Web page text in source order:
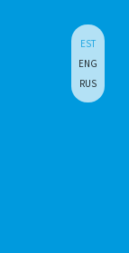
EST
ENG
RUS